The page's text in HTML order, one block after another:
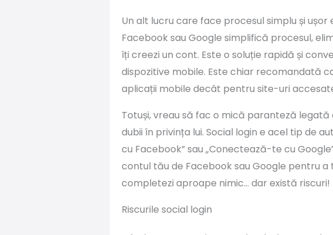
Un alt lucru care face procesul simplu și ușor
Facebook sau Google simplifică procesul,
îți creezi un cont. Este o soluție rapidă și
dispozitive mobile. Este chiar recomandată
aplicații mobile decât pentru site-uri
Totuși, vreau să fac o mică paranteză
dubii în privința lui. Social login e acel tip de
cu Facebook” sau „Conectează-te cu
contul tău de Facebook sau Google pentru
completezi aproape nimic… dar există riscuri!
Riscurile social login